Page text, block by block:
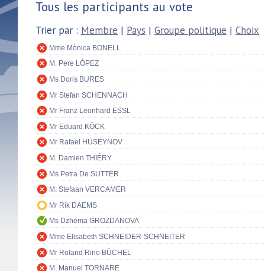
Tous les participants au vote
Trier par : Membre | Pays | Groupe politique | Choix
Mme Mònica BONELL
M. Pere LÓPEZ
Ms Doris BURES
Mr Stefan SCHENNACH
Mr Franz Leonhard ESSL
Mr Eduard KÖCK
Mr Rafael HUSEYNOV
M. Damien THIÉRY
Ms Petra De SUTTER
M. Stefaan VERCAMER
Mr Rik DAEMS
Ms Dzhema GROZDANOVA
Mme Elisabeth SCHNEIDER-SCHNEITER
Mr Roland Rino BÜCHEL
M. Manuel TORNARE